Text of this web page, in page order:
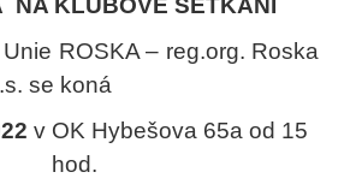
NA KLUBOVÉ SETKÁNÍ
ROSKA – reg.org. Roska
se koná
v OK Hybešova 65a od 15
hod.